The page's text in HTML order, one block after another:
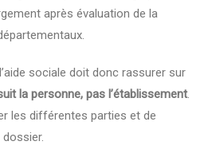
après évaluation de la
sociale doit donc rassurer sur
la personne, pas l’établissement.
les différentes parties et de